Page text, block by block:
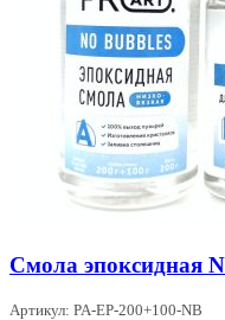
Смола эпоксидная
Артикул: PA-EP-200+100-NB